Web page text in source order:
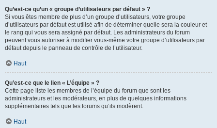
Qu’est-ce qu’un « groupe d’utilisateurs par défaut » ?
Si vous êtes membre de plus d’un groupe d’utilisateurs, votre groupe
d’utilisateurs par défaut est utilisé afin de déterminer quelle sera la couleur et
le rang qui vous sera assigné par défaut. Les administrateurs du forum
peuvent vous autoriser à modifier vous-même votre groupe d’utilisateurs par
défaut depuis le panneau de contrôle de l’utilisateur.
Haut
Qu’est-ce que le lien « L’équipe » ?
Cette page liste les membres de l’équipe du forum que sont les
administrateurs et les modérateurs, en plus de quelques informations
supplémentaires tels que les forums qu’ils modèrent.
Haut